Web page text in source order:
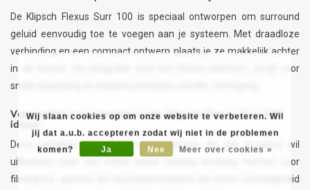
De Klipsch Flexus Surr 100 is speciaal ontworpen om surround
geluid eenvoudig toe te voegen aan je systeem. Met draadloze
verbinding en een compact ontwerp plaats je ze makkelijk achter
in de kamer. De integratie met het Flexus platform zorgt voor
snelle koppeling en stabiele prestaties zonder vertraging.
Voor welke consumenten is de Klipsch Flexus Surr 100
ideaal
Deze speakers zijn ideaal voor iedereen die zijn tv-geluid wil
uitbreiden naar een echte home cinema ervaring. Perfect voor
filmkijkers, gamers en muziekliefhebbers die meer ruimtelijkheid
Wij slaan cookies op om onze website te verbeteren. Wil
jij dat a.u.b. accepteren zodat wij niet in de problemen
komen?
Ja Nee Meer over cookies »